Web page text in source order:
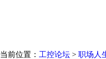
当前位置： 工控论坛 > 职场人